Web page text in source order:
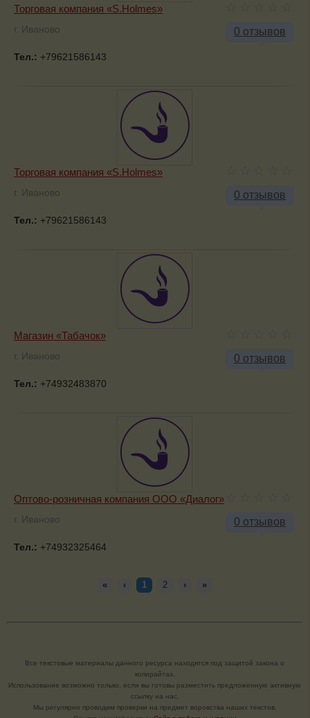
0 отзывов
Торговая компания «S.Holmes»
г. Иваново
Тел.: +79621586143
0 отзывов
Торговая компания «S.Holmes»
г. Иваново
Тел.: +79621586143
0 отзывов
Магазин «Табачок»
г. Иваново
Тел.: +74932483870
0 отзывов
Оптово-розничная компания ООО «Диалог»
г. Иваново
Тел.: +74932325464
« ‹ 1 2 › »
Все текстовые материалы данного ресурса находятся под защитой закона о
копирайтах.
Использование возможно только, если вы готовы разместить предложенную активную
ссылку на нас.
Мы регулярно проводим проверки на предмет воровства наших текстов.